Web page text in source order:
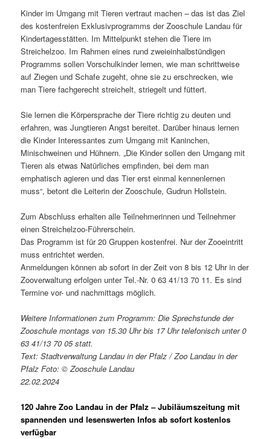
Kinder im Umgang mit Tieren vertraut machen – das ist das Ziel
des kostenfreien Exklusivprogramms der Zooschule Landau für
Kindertagesstätten. Im Mittelpunkt stehen die Tiere im
Streichelzoo. Im Rahmen eines rund zweieinhalbstündigen
Programms sollen Vorschulkinder lernen, wie man schrittweise
auf Ziegen und Schafe zugeht, ohne sie zu erschrecken, wie
man Tiere fachgerecht streichelt, striegelt und füttert.
Sie lernen die Körpersprache der Tiere richtig zu deuten und
erfahren, was Jungtieren Angst bereitet. Darüber hinaus lernen
die Kinder Interessantes zum Umgang mit Kaninchen,
Minischweinen und Hühnern. „Die Kinder sollen den Umgang mit
Tieren als etwas Natürliches empfinden, bei dem man
emphatisch agieren und das Tier erst einmal kennenlernen
muss“, betont die Leiterin der Zooschule, Gudrun Hollstein.
Zum Abschluss erhalten alle Teilnehmerinnen und Teilnehmer
einen Streichelzoo-Führerschein.
Das Programm ist für 20 Gruppen kostenfrei. Nur der Zooeintritt
muss entrichtet werden.
Anmeldungen können ab sofort in der Zeit von 8 bis 12 Uhr in der
Zooverwaltung erfolgen unter Tel.-Nr. 0 63 41/13 70 11. Es sind
Termine vor- und nachmittags möglich.
Weitere Informationen zum Programm: Die Sprechstunde der
Zooschule montags von 15.30 Uhr bis 17 Uhr telefonisch unter 0
63 41/13 70 05 statt.
Text: Stadtverwaltung Landau in der Pfalz / Zoo Landau in der
Pfalz Foto: © Zooschule Landau
22.02.2024
120 Jahre Zoo Landau in der Pfalz – Jubiläumszeitung mit
spannenden und lesenswerten Infos ab sofort kostenlos
verfügbar